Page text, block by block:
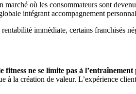
où les consommateurs sont
intégrant accompagnement
immédiate, certains franchisés
ne se limite pas à l’entraînement
la création de valeur. L’expérience